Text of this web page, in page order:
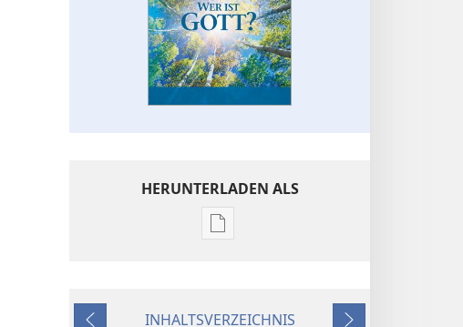
HERUNTERLADEN ALS
Downloadoptionen
WACHTTURM
INHALTSVERZEICHNIS